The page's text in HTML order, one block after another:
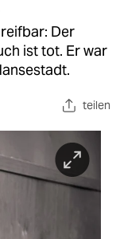
Der
ist tot. Er war
teilen